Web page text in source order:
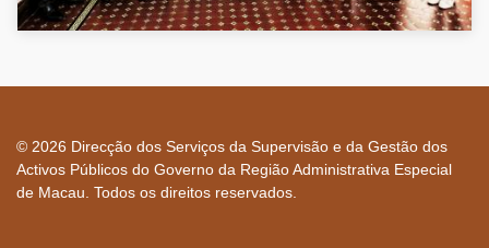
© 2026 Direcção dos Serviços da Supervisão e da Gestão dos
Activos Públicos do Governo da Região Administrativa Especial
de Macau. Todos os direitos reservados.